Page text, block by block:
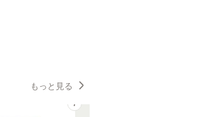
もっと見る
7